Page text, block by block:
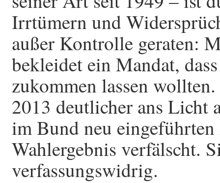
Irrtümern und
außer Kontrolle geraten:
bekleidet ein Mandat,
zukommen lassen
2013 deutlicher ans Licht
im Bund neu
Wahlergebnis verfälscht.
verfassungswidrig.